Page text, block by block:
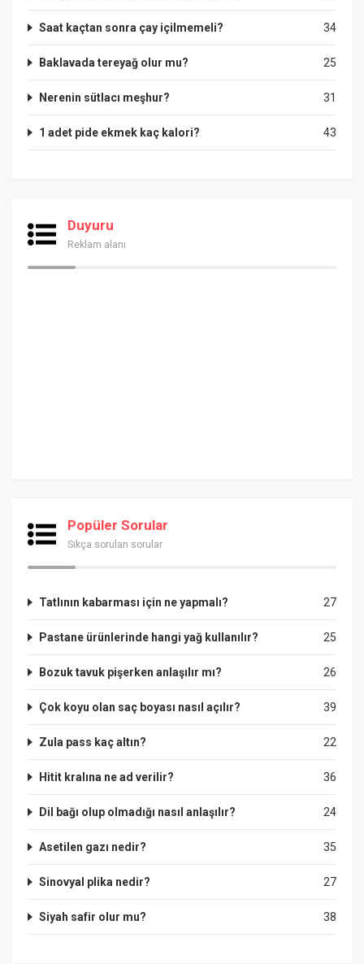
34
Saat kaçtan sonra çay içilmemeli?
25
Baklavada tereyağ olur mu?
31
Nerenin sütlacı meşhur?
43
1 adet pide ekmek kaç kalori?
Duyuru
Reklam alanı
Popüler Sorular
Sıkça sorulan sorular
27
Tatlının kabarması için ne yapmalı?
25
Pastane ürünlerinde hangi yağ kullanılır?
26
Bozuk tavuk pişerken anlaşılır mı?
39
Çok koyu olan saç boyası nasıl açılır?
22
Zula pass kaç altın?
36
Hitit kralına ne ad verilir?
24
Dil bağı olup olmadığı nasıl anlaşılır?
35
Asetilen gazı nedir?
27
Sinovyal plika nedir?
38
Siyah safir olur mu?